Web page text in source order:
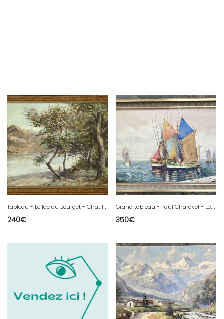
T
ableau - Le lac du Bourget - Chatillon - post impressioniste
240€
G
rand tableau - Paul Charavel - Les voiliers de pêche au mouillage
350€